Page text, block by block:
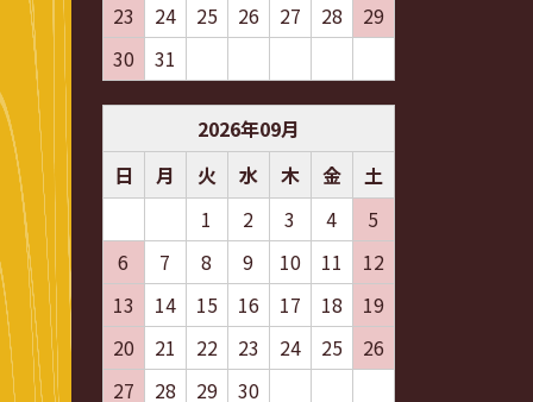
23
24 25 26 27 28
29
30
31
2026年09月
日
月 火 水 木 金
土
1
2 3 4
5
6
7 8 9 10 11
12
13
14 15 16 17 18
19
20
21 22 23 24 25
26
27
28 29 30